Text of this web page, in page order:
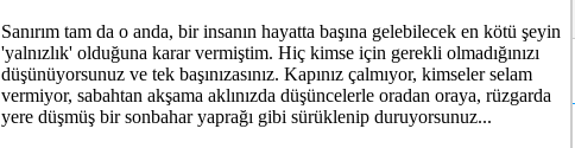
Sanırım tam da o anda, bir insanın hayatta başına gelebilecek en kötü şeyin
'yalnızlık' olduğuna karar vermiştim. Hiç kimse için gerekli olmadığınızı
düşünüyorsunuz ve tek başınızasınız. Kapınız çalmıyor, kimseler selam
vermiyor, sabahtan akşama aklınızda düşüncelerle oradan oraya, rüzgarda
yere düşmüş bir sonbahar yaprağı gibi sürüklenip duruyorsunuz...